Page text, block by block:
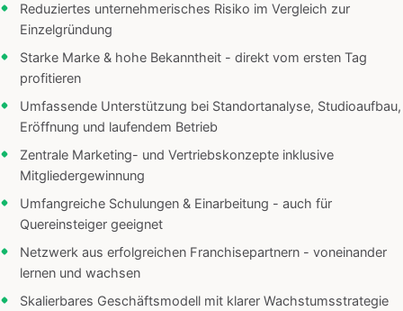
Reduziertes unternehmerisches Risiko im Vergleich zur
Einzelgründung
Starke Marke & hohe Bekanntheit - direkt vom ersten Tag
profitieren
Umfassende Unterstützung bei Standortanalyse, Studioaufbau,
Eröffnung und laufendem Betrieb
Zentrale Marketing- und Vertriebskonzepte inklusive
Mitgliedergewinnung
Umfangreiche Schulungen & Einarbeitung - auch für
Quereinsteiger geeignet
Netzwerk aus erfolgreichen Franchisepartnern - voneinander
lernen und wachsen
Skalierbares Geschäftsmodell mit klarer Wachstumsstrategie